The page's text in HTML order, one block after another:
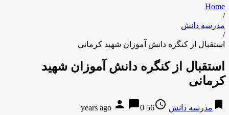
Home
/
مدرسه دانش
/
استقبال از کنگره دانش آموزان شهید کرمانی
استقبال از کنگره دانش آموزان شهید
کرمانی
bookmark مدرسه دانش access_time
56 years ago
person chat_bubble0